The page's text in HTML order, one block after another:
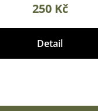
250 Kč
Detail